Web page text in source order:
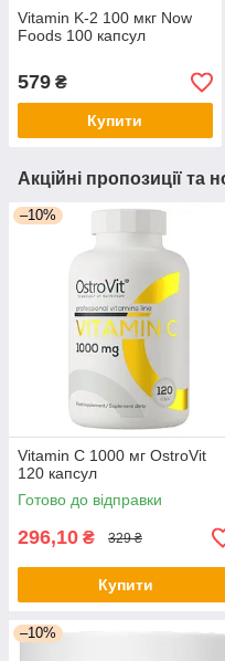
Vitamin K-2 100 мкг Now
Foods 100 капсул
579 ₴
Купити
Акційні пропозиції та
–10%
Vitamin C 1000 мг OstroVit
120 капсул
Готово до відправки
296,10 ₴ 329 ₴
Купити
–10%